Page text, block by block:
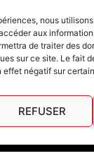
nous
aux
de traiter des
sur ce site. Le fait
effet négatif sur
REFUSER